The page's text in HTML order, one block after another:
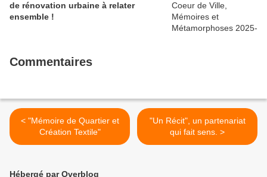
de rénovation urbaine à relater
ensemble !
Commentaires
< "Mémoire de Quartier et
Création Textile"
"Un Récit", un partenariat
qui fait sens. >
Hébergé par Overblog